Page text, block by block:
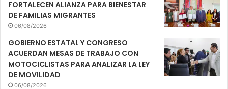
FORTALECEN ALIANZA PARA BIENESTAR
DE FAMILIAS MIGRANTES
06/08/2026
GOBIERNO ESTATAL Y CONGRESO
ACUERDAN MESAS DE TRABAJO CON
MOTOCICLISTAS PARA ANALIZAR LA LEY
DE MOVILIDAD
06/08/2026